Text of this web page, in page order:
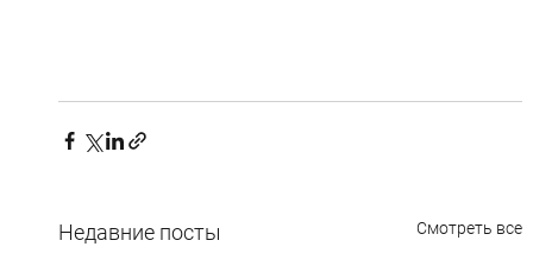
Недавние посты Смотреть все